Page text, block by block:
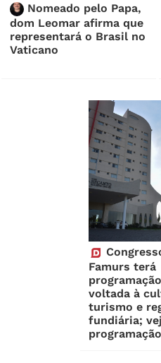
Nomeado pelo Papa,
dom Leomar afirma que
representará o Brasil no
Vaticano
Famurs terá
voltada à
turismo e
fundiária;